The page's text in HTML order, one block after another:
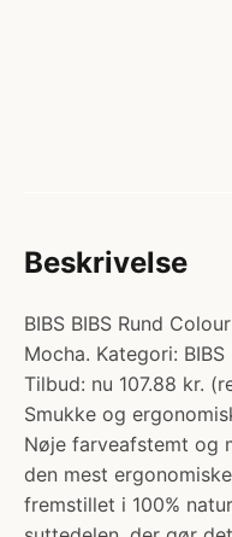
Beskrivelse
BIBS BIBS Rund
Mocha. Kategori:
Tilbud: nu 107.88 kr.
Smukke og
Nøje farveafstemt og
den mest
fremstillet i 100%